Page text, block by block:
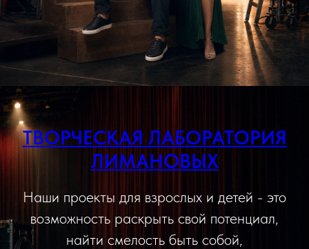
ТВОРЧЕСКАЯ ЛАБОРАТОРИЯ
ЛИМАНОВЫХ
Наши проекты для взрослых и детей - это
возможность раскрыть свой потенциал,
найти смелость быть собой,